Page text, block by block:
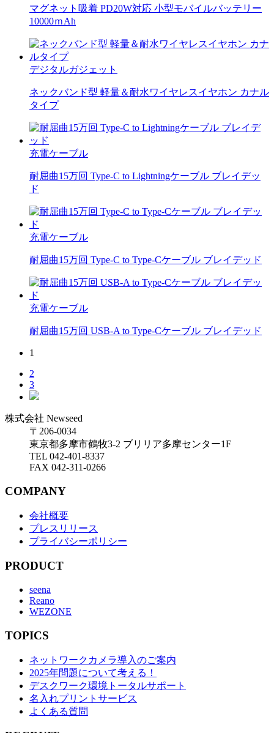
マグネット吸着 PD20W対応 小型モバイルバッテリー
10000ｍAh
デジタルガジェット
ネックバンド型 軽量＆耐水ワイヤレスイヤホン カナル
タイプ
充電ケーブル
耐屈曲15万回 Type-C to Lightningケーブル ブレイデッ
ド
充電ケーブル
耐屈曲15万回 Type-C to Type-Cケーブル ブレイデッド
充電ケーブル
耐屈曲15万回 USB-A to Type-Cケーブル ブレイデッド
1
2
3
株式会社 Newseed
〒206-0034
東京都多摩市鶴牧3-2 ブリリア多摩センター1F
TEL 042-401-8337
FAX 042-311-0266
COMPANY
会社概要
プレスリリース
プライバシーポリシー
PRODUCT
seena
Reano
WEZONE
TOPICS
ネットワークカメラ導入のご案内
2025年問題について考える！
デスクワーク環境トータルサポート
名入れプリントサービス
よくある質問